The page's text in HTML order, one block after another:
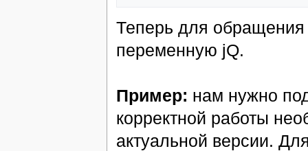
Теперь для обращения
переменную jQ.
Пример: нам нужно
корректной работы
актуальной версии.